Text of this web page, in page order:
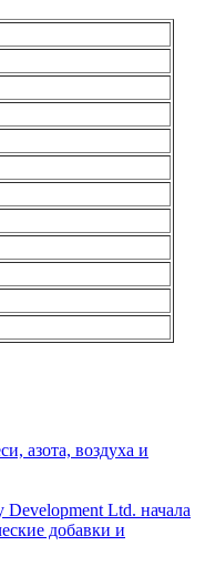
азота, воздуха и
Ltd. начала
добавки и